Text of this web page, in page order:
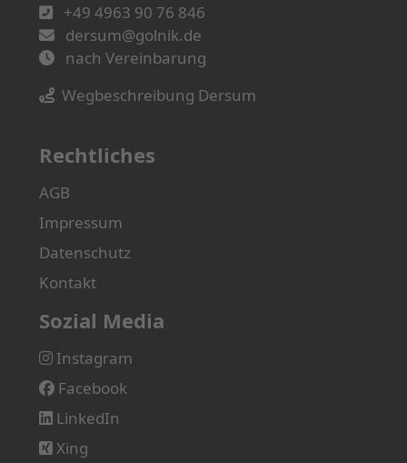
+49 4963 90 76 846
dersum@golnik.de
nach Vereinbarung
Wegbeschreibung Dersum
Rechtliches
AGB
Impressum
Datenschutz
Kontakt
Sozial Media
Instagram
Facebook
LinkedIn
Xing